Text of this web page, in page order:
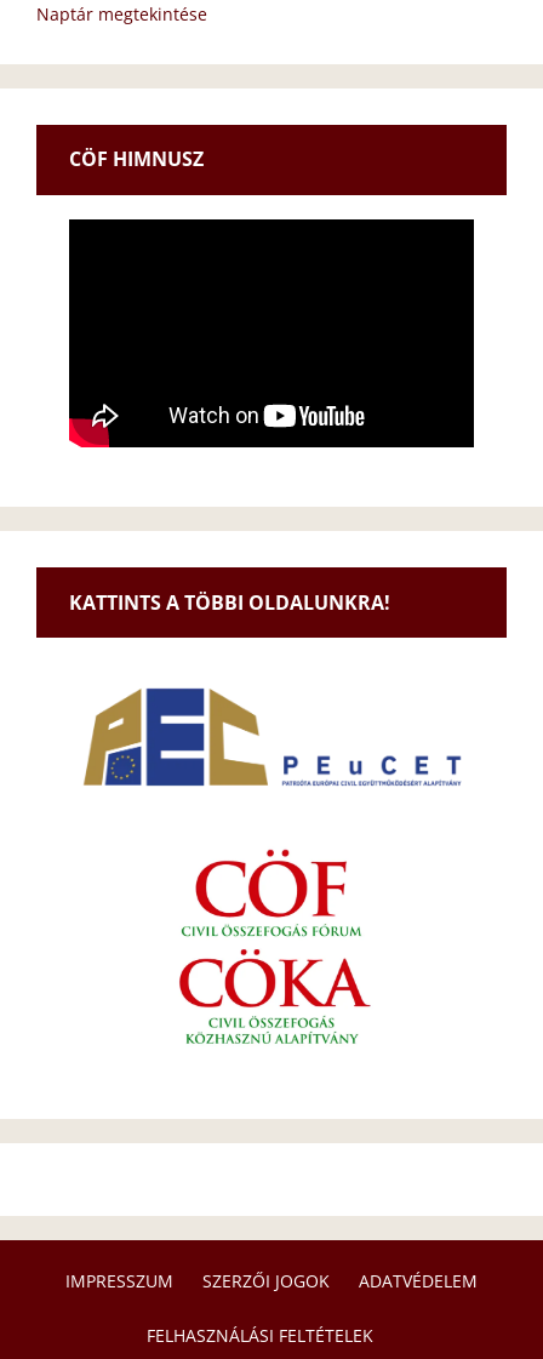
Naptár megtekintése
CÖF HIMNUSZ
KATTINTS A TÖBBI OLDALUNKRA!
IMPRESSZUM SZERZŐI JOGOK ADATVÉDELEM
FELHASZNÁLÁSI FELTÉTELEK